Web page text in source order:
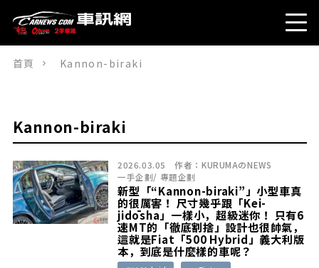
首頁 Kannon-biraki
Kannon-biraki
2026.03.05 作者： KURUMAのNEWS
一手企劃/ 專題企劃
新型「“Kannon-biraki”」小型車真
的很厲害！ 尺寸幾乎跟「Kei-
jidōsha」一樣小，超級迷你！ 只有6
速MT的「徹底割捨」設計也很帥氣，
這就是Fiat「500 Hybrid」義大利版
本，到底是什麼樣的車呢？